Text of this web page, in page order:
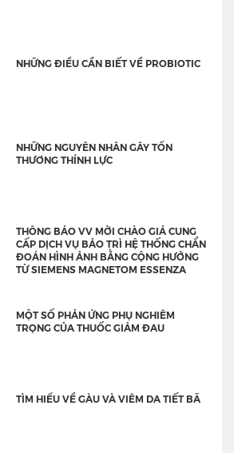
NHỮNG ĐIỀU CẦN BIẾT VỀ PROBIOTIC
NHỮNG NGUYÊN NHÂN GÂY TỔN
THƯƠNG THÍNH LỰC
THÔNG BÁO VV MỜI CHÀO GIÁ CUNG
CẤP DỊCH VỤ BẢO TRÌ HỆ THỐNG CHẨN
ĐOÁN HÌNH ẢNH BẰNG CỘNG HƯỞNG
TỪ SIEMENS MAGNETOM ESSENZA
MỘT SỐ PHẢN ỨNG PHỤ NGHIÊM
TRỌNG CỦA THUỐC GIẢM ĐAU
TÌM HIỂU VỀ GÀU VÀ VIÊM DA TIẾT BÃ